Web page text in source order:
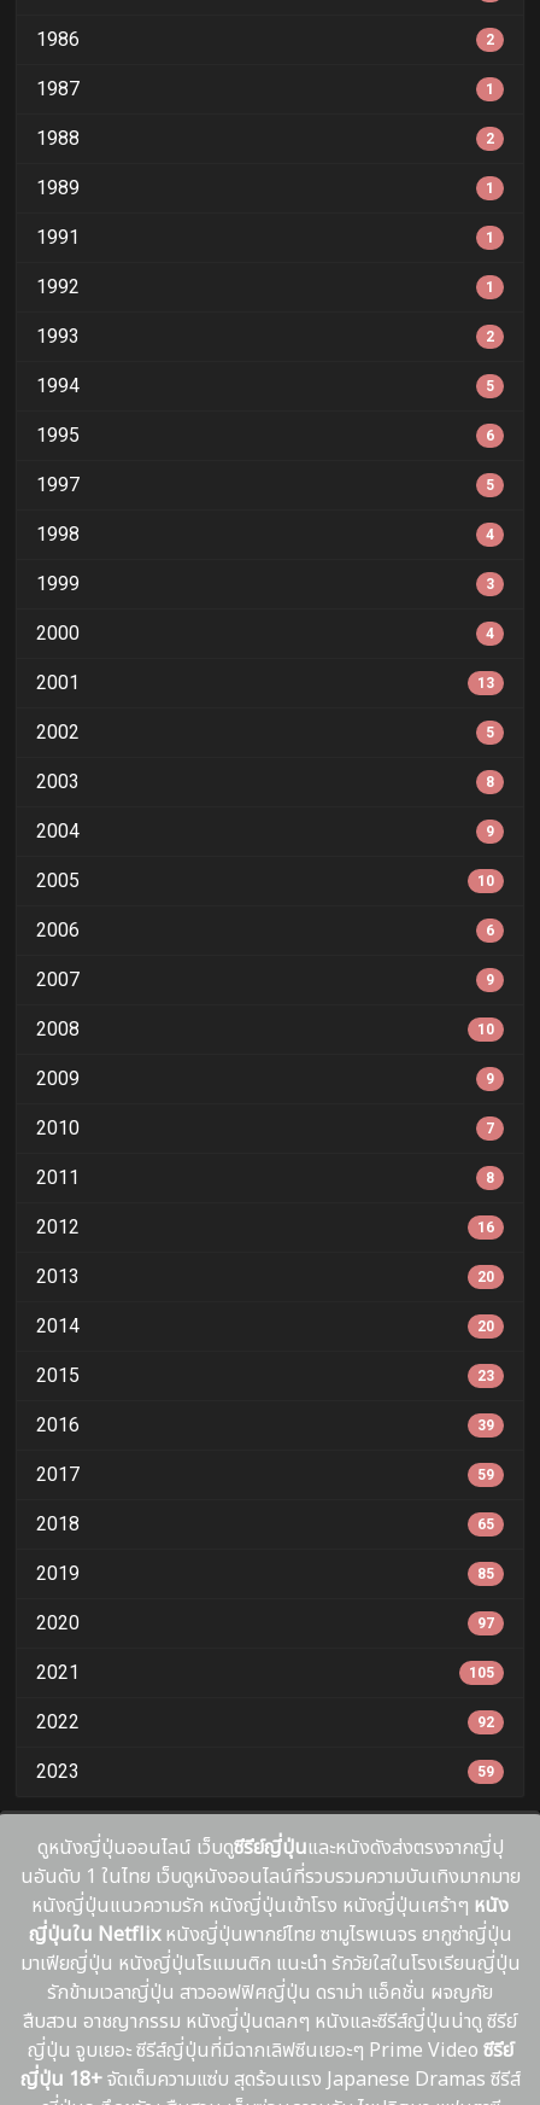
1986 2
1987 1
1988 2
1989 1
1991 1
1992 1
1993 2
1994 5
1995 6
1997 5
1998 4
1999 3
2000 4
2001 13
2002 5
2003 8
2004 9
2005 10
2006 6
2007 9
2008 10
2009 9
2010 7
2011 8
2012 16
2013 20
2014 20
2015 23
2016 39
2017 59
2018 65
2019 85
2020 97
2021 105
2022 92
2023 59
ดูหนังญี่ปุ่นออนไลน์ เว็บดูซีรีย์ญี่ปุ่นและหนังดังส่งตรงจากญี่ปุ
นอันดับ 1 ในไทย เว็บดูหนังออนไลน์ที่รวบรวมความบันเทิงมากมาย
หนังญี่ปุ่นแนวความรัก หนังญี่ปุ่นเข้าโรง หนังญี่ปุ่นเศร้าๆ หนัง
ญี่ปุ่นใน Netflixหนังญี่ปุ่นพากย์ไทย ซามูไรพเนจร ยากูซ่าญี่ปุ่น
มาเฟียญี่ปุ่น หนังญี่ปุ่นโรแมนติก แนะนํา รักวัยใสในโรงเรียนญี่ปุ่น
รักข้ามเวลาญี่ปุ่น สาวออฟฟิศญี่ปุ่น ดราม่า แอ็คชั่น ผจญภัย
สืบสวน อาชญากรรม หนังญี่ปุ่นตลกๆ หนังและซีรีส์ญี่ปุ่นน่าดู ซีรีย์
ญี่ปุ่น จูบเยอะ ซีรีส์ญี่ปุ่นที่มีฉากเลิฟซีนเยอะๆ Prime Video ซีรีย์
ญี่ปุ่น 18+จัดเต็มความแซ่บ สุดร้อนเเรง Japanese Dramas ซีรีส์